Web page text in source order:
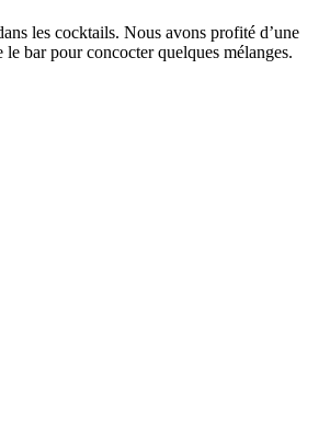
les cocktails. Nous avons profité d’une
le bar pour concocter quelques mélanges.